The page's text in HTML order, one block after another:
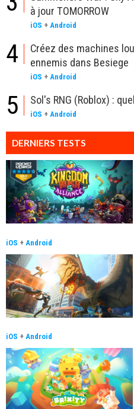
à jour TOMORROW
iOS + Android
4
Créez des machines
ennemis dans Besiege
iOS + Android
5 Sol's RNG (Roblox) :
iOS + Android
DERNIERS TESTS
iOS + Android
iOS + Android